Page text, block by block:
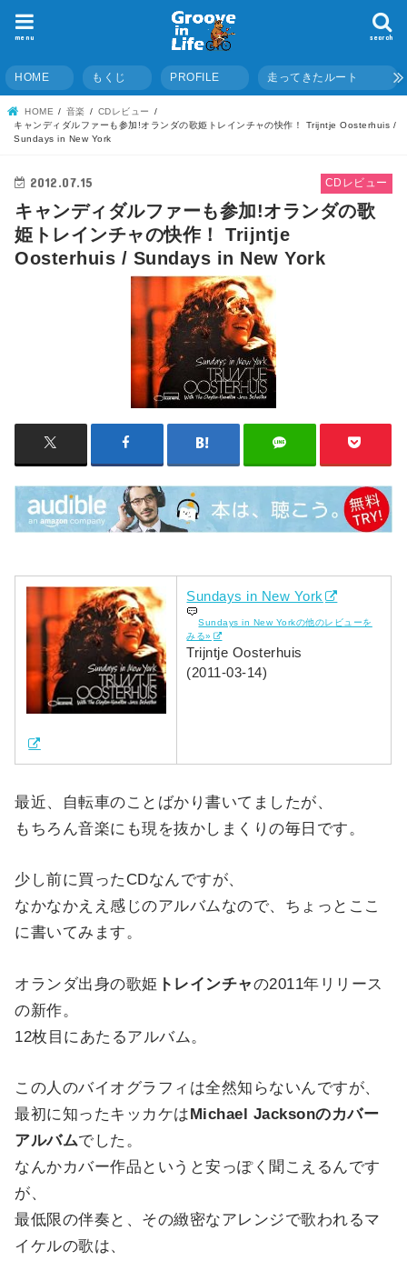
search
menu
HOME もくじ PROFILE 走ってきたルート
HOME 音楽
CDレビュー
キャンディダルファーも参加!オランダの歌姫トレインチャの快作！ Trijntje Oosterhuis /
Sundays in New York
CDレビュー
2012.07.15
キャンディダルファーも参加!オランダの歌
姫トレインチャの快作！ Trijntje
Oosterhuis / Sundays in New York
Sundays in New York
Sundays in New Yorkの他のレビューを
みる»
Trijntje Oosterhuis
(2011-03-14)
最近、自転車のことばかり書いてましたが、
もちろん音楽にも現を抜かしまくりの毎日です。
少し前に買ったCDなんですが、
なかなかええ感じのアルバムなので、ちょっとここ
に書いてみます。
オランダ出身の歌姫 トレインチャの2011年リリース
の新作。
12枚目にあたるアルバム。
この人のバイオグラフィは全然知らないんですが、
最初に知ったキッカケはMichael Jacksonのカバー
アルバムでした。
なんかカバー作品というと安っぽく聞こえるんです
が、
最低限の伴奏と、その緻密なアレンジで歌われるマ
イケルの歌は、